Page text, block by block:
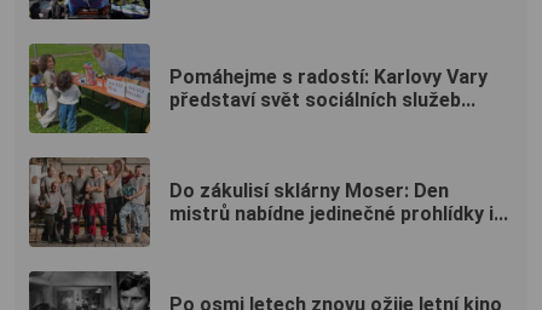
Pomáhejme s radostí: Karlovy Vary
představí svět sociálních služeb...
Do zákulisí sklárny Moser: Den
mistrů nabídne jedinečné prohlídky i...
Po osmi letech znovu ožije letní kino